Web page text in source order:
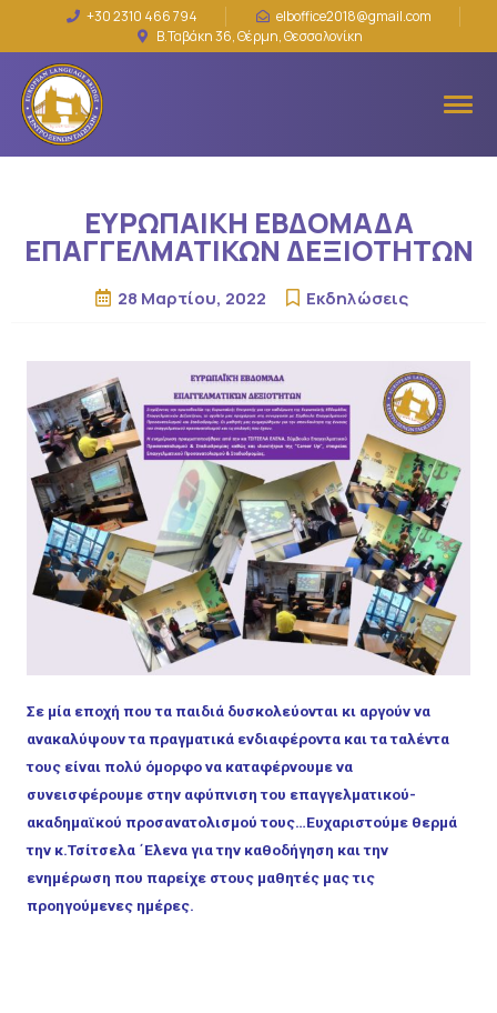
+30 2310 466 794
elboffice2018@gmail.com
Β.Ταβάκη 36, Θέρμη, Θεσσαλονίκη
ΕΥΡΩΠΑΙΚΗ ΕΒΔΟΜΑΔΑ
ΕΠΑΓΓΕΛΜΑΤΙΚΩΝ ΔΕΞΙΟΤΗΤΩΝ
28 Μαρτίου, 2022 Εκδηλώσεις
Σε μία εποχή που τα παιδιά δυσκολεύονται κι αργούν να
ανακαλύψουν τα πραγματικά ενδιαφέροντα και τα ταλέντα
τους είναι πολύ όμορφο να καταφέρνουμε να
συνεισφέρουμε στην αφύπνιση του επαγγελματικού-
ακαδημαϊκού προσανατολισμού τους…Ευχαριστούμε θερμά
την κ.Τσίτσελα ΄Ελενα για την καθοδήγηση και την
ενημέρωση που παρείχε στους μαθητές μας τις
προηγούμενες ημέρες.